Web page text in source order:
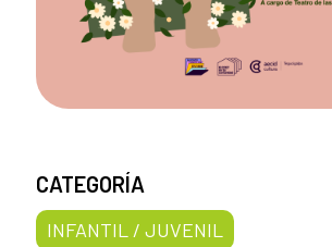
CATEGORÍA
INFANTIL / JUVENIL